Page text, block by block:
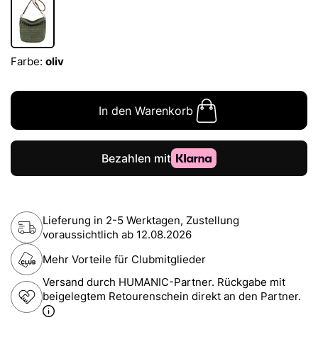
Farbe: oliv
In den Warenkorb
Lieferung in 2-5 Werktagen, Zustellung
voraussichtlich ab 12.08.2026
Mehr Vorteile für Clubmitglieder
Versand durch HUMANIC-Partner. Rückgabe mit
beigelegtem Retourenschein direkt an den Partner.